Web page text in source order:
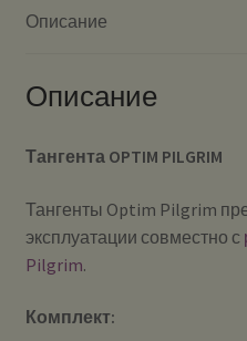
Описание
Описание
Тангента OPTIM PILGRIM
Тангенты Optim Pilgrim
эксплуатации совместно с
Pilgrim.
Комплект: